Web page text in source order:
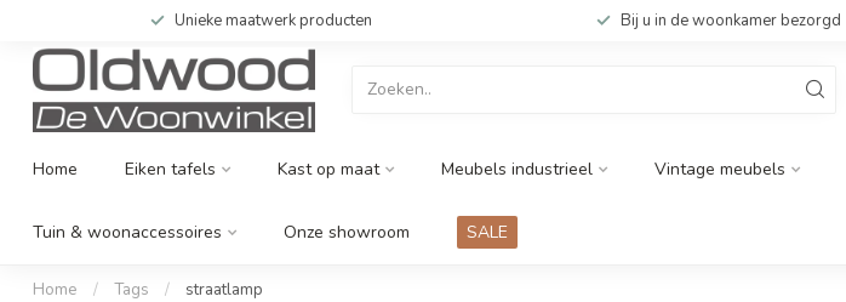
Unieke maatwerk producten Bij u in de woonkamer bezorgd
Home Eiken tafels Kast op maat Meubels industrieel Vintage meubels
Tuin & woonaccessoires Onze showroom SALE
Home / Tags / straatlamp